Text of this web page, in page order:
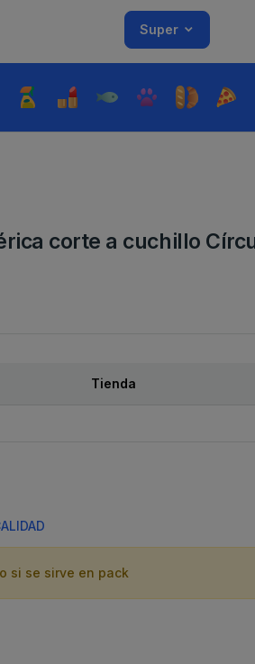
Super
corte a cuchillo
Tienda
si se sirve en pack